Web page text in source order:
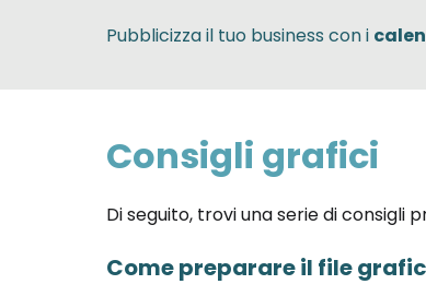
Pubblicizza il tuo business con i
Consigli grafici
Di seguito, trovi una serie di consigli
Come preparare il file